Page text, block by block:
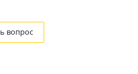
вопрос